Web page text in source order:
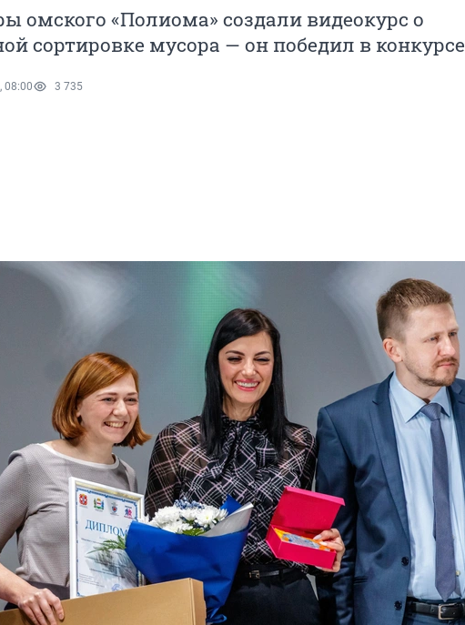
омского «Полиома» создали видеокурс о
сортировке мусора — он победил в конкурсе
08:00 3 735